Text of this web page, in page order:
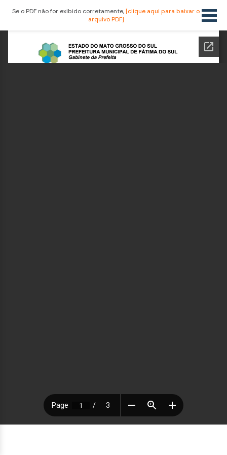
Se o PDF não for exibido corretamente,[clique aqui para baixar o
arquivo PDF]